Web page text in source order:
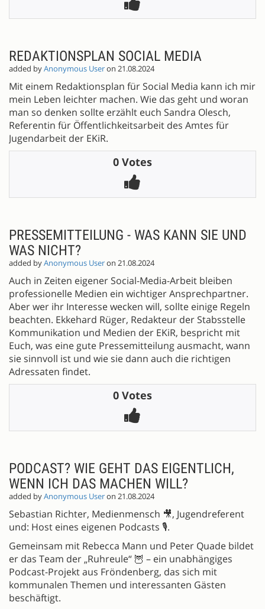
REDAKTIONSPLAN SOCIAL MEDIA
added byAnonymous Useron 21.08.2024
Mit einem Redaktionsplan für Social Media kann ich mir
mein Leben leichter machen. Wie das geht und woran
man so denken sollte erzählt euch Sandra Olesch,
Referentin für Öffentlichkeitsarbeit des Amtes für
Jugendarbeit der EKiR.
0 Votes
PRESSEMITTEILUNG - WAS KANN SIE UND
WAS NICHT?
added byAnonymous Useron 21.08.2024
Auch in Zeiten eigener Social-Media-Arbeit bleiben
professionelle Medien ein wichtiger Ansprechpartner.
Aber wer ihr Interesse wecken will, sollte einige Regeln
beachten. Ekkehard Rüger, Redakteur der Stabsstelle
Kommunikation und Medien der EKiR, bespricht mit
Euch, was eine gute Pressemitteilung ausmacht, wann
sie sinnvoll ist und wie sie dann auch die richtigen
Adressaten findet.
0 Votes
PODCAST? WIE GEHT DAS EIGENTLICH,
WENN ICH DAS MACHEN WILL?
added byAnonymous Useron 21.08.2024
Sebastian Richter, Medienmensch 🎥, Jugendreferent
und: Host eines eigenen Podcasts 🎙️.
Gemeinsam mit Rebecca Mann und Peter Quade bildet
er das Team der „Ruhreule“ 🦉 – ein unabhängiges
Podcast-Projekt aus Fröndenberg, das sich mit
kommunalen Themen und interessanten Gästen
beschäftigt.